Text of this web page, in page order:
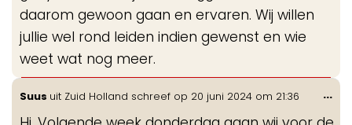
daarom gewoon gaan en ervaren. Wij willen
jullie wel rond leiden indien gewenst en wie
weet wat nog meer.
Suus uit Zuid Holland schreef op 20 juni 2024 om 21:36 ...